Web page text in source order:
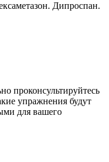
Дипроспан.
проконсультируйтесь
упражнения будут
для вашего